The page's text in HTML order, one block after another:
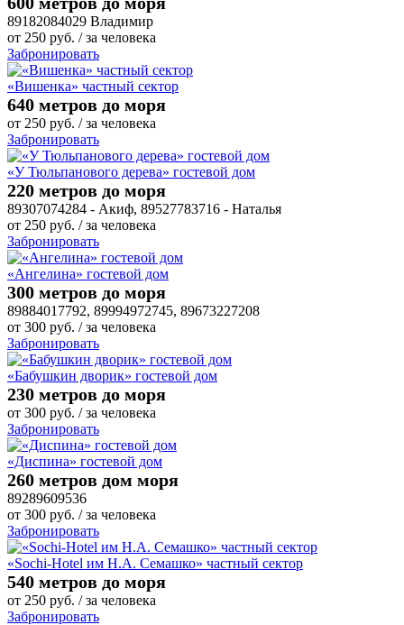
89182084029 Владимир
от 250 руб. / за человека
Забронировать
«Вишенка» частный сектор
640 метров до моря
от 250 руб. / за человека
Забронировать
«У Тюльпанового дерева» гостевой дом
220 метров до моря
89307074284 - Акиф, 89527783716 - Наталья
от 250 руб. / за человека
Забронировать
«Ангелина» гостевой дом
300 метров до моря
89884017792, 89994972745, 89673227208
от 300 руб. / за человека
Забронировать
«Бабушкин дворик» гостевой дом
230 метров до моря
от 300 руб. / за человека
Забронировать
«Диспина» гостевой дом
260 метров дом моря
89289609536
от 300 руб. / за человека
Забронировать
«Sochi-Hotel им Н.А. Семашко» частный сектор
540 метров до моря
от 250 руб. / за человека
Забронировать